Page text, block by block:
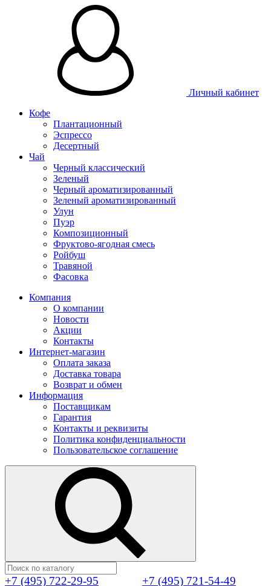
Личный кабинет
Кофе
Плантационный
Эспрессо
Десертный
Чай
Черный классический
Зеленый
Черный ароматизированный
Зеленый ароматизированный
Улун
Пуэр
Композиционный
Фруктово-ягодная смесь
Ройбуш
Травяной
Фасовка
Компания
О компании
Новости
Акции
Контакты
Интернет-магазин
Оплата заказа
Доставка товара
Возврат и обмен
Информация
Поставщикам
Гарантия
Контакты и реквизиты
Политика конфиденциальности
Пользовательское соглашение
+7 (495) 722-29-95 +7 (495) 721-54-49